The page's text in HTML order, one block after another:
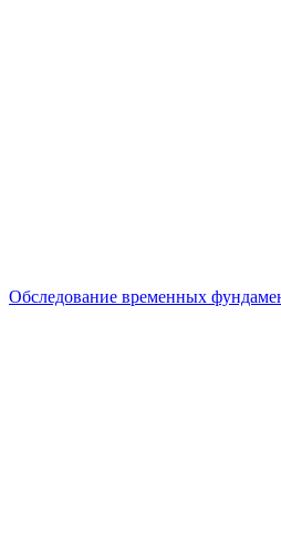
Обследование временных